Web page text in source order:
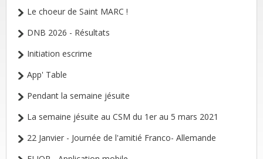
Le choeur de Saint MARC !
DNB 2026 - Résultats
Initiation escrime
App' Table
Pendant la semaine jésuite
La semaine jésuite au CSM du 1er au 5 mars 2021
22 Janvier - Journée de l'amitié Franco- Allemande